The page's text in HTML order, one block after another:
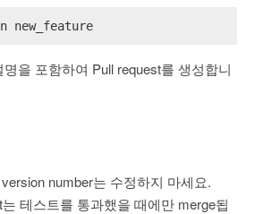
new_feature
을 포함하여 Pull request를 생성합니
number는 수정하지 마세요.
테스트를 통과했을 때에만 merge됩